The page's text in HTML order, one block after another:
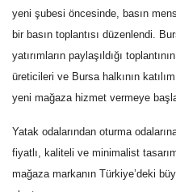
yeni şubesi öncesinde, basın
bir basın toplantısı düzenlendi.
yatırımların paylaşıldığı
üreticileri ve Bursa halkının
yeni mağaza hizmet vermeye
Yatak odalarından oturma
fiyatlı, kaliteli ve minimalist
mağaza markanın Türkiye’deki